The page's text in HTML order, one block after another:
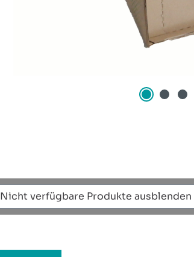
Nicht verfügbare Produkte ausblenden